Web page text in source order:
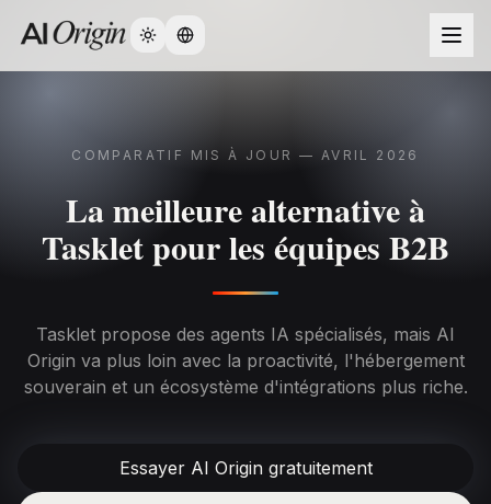
Change language
COMPARATIF MIS À JOUR — AVRIL 2026
La meilleure alternative à
Tasklet pour les équipes B2B
Tasklet propose des agents IA spécialisés, mais AI
Origin va plus loin avec la proactivité, l'hébergement
souverain et un écosystème d'intégrations plus riche.
Essayer AI Origin gratuitement